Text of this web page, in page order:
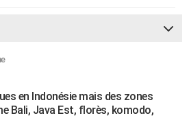
en Indonésie mais des zones
Bali, Java Est, florès, komodo,